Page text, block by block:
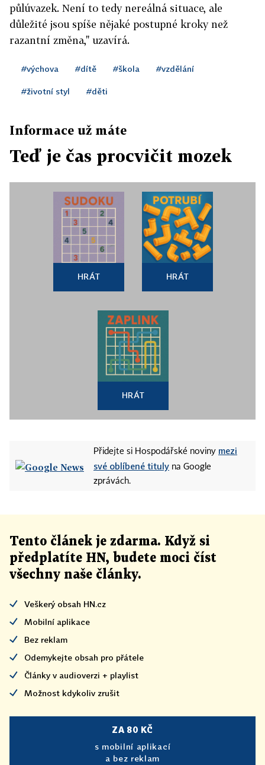
půlúvazek. Není to tedy nereálná situace, ale
důležité jsou spíše nějaké postupné kroky než
razantní změna," uzavírá.
#výchova #dítě #škola #vzdělání
#životní styl #děti
Informace už máte
Teď je čas procvičit mozek
HRÁT HRÁT
HRÁT
Přidejte si Hospodářské noviny mezi
své oblíbené tituly na Google
zprávách.
Tento článek je zdarma. Když si
předplatíte HN, budete moci číst
všechny naše články.
Veškerý obsah HN.cz
Mobilní aplikace
Bez reklam
Odemykejte obsah pro přátele
Články v audioverzi + playlist
Možnost kdykoliv zrušit
ZA 80 KČ
s mobilní aplikací
a bez reklam